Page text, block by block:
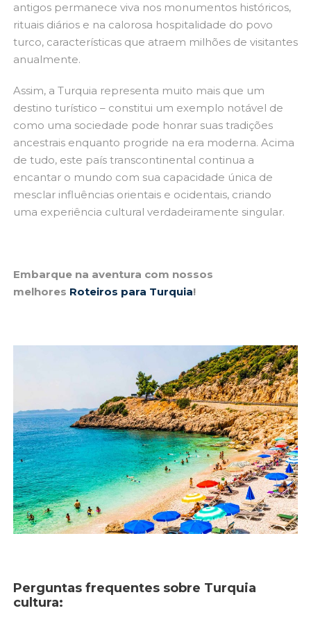
antigos permanece viva nos monumentos históricos,
rituais diários e na calorosa hospitalidade do povo
turco, características que atraem milhões de visitantes
anualmente.
Assim, a Turquia representa muito mais que um
destino turístico – constitui um exemplo notável de
como uma sociedade pode honrar suas tradições
ancestrais enquanto progride na era moderna. Acima
de tudo, este país transcontinental continua a
encantar o mundo com sua capacidade única de
mesclar influências orientais e ocidentais, criando
uma experiência cultural verdadeiramente singular.
Embarque na aventura com nossos
melhores Roteiros para Turquia!
Perguntas frequentes sobre Turquia
cultura: